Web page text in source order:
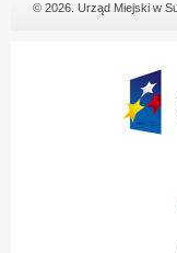
© 2026. Urząd Miejski w